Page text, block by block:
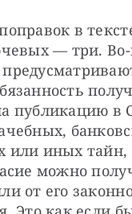
в
— три.
публикацию
или иных тайн,
можно
от его